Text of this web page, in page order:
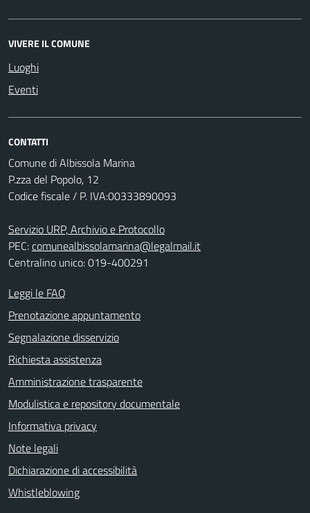
VIVERE IL COMUNE
Luoghi
Eventi
CONTATTI
Comune di Albissola Marina
P.zza del Popolo, 12
Codice fiscale / P. IVA:00333890093
Servizio URP, Archivio e Protocollo
PEC:comunealbissolamarina@legalmail.it
Centralino unico: 019-400291
Leggi le FAQ
Prenotazione appuntamento
Segnalazione disservizio
Richiesta assistenza
Amministrazione trasparente
Modulistica e repository documentale
Informativa privacy
Note legali
Dichiarazione di accessibilità
Whistleblowing